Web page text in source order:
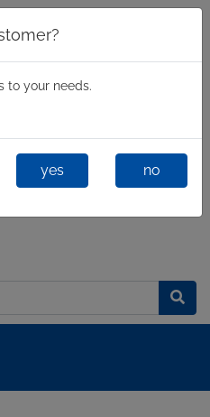
to your needs.
yes no